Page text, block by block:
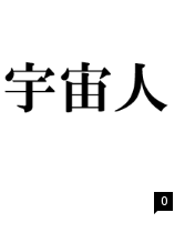
0